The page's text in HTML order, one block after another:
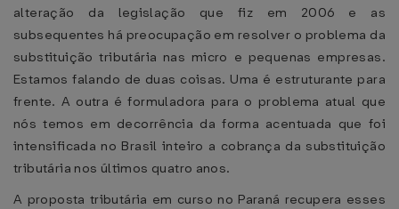
alteração da legislação que fiz em 2006 e as
subsequentes há preocupação em resolver o problema da
substituição tributária nas micro e pequenas empresas.
Estamos falando de duas coisas. Uma é estruturante para
frente. A outra é formuladora para o problema atual que
nós temos em decorrência da forma acentuada que foi
intensificada no Brasil inteiro a cobrança da substituição
tributária nos últimos quatro anos.
A proposta tributária em curso no Paraná recupera esses